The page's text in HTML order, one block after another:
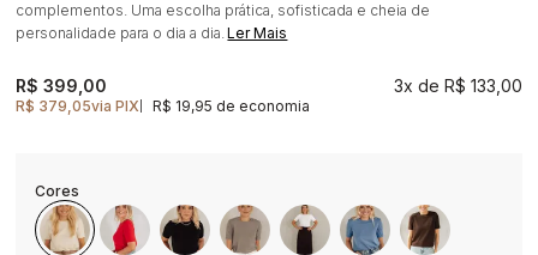
complementos. Uma escolha prática, sofisticada e cheia de
personalidade para o dia a dia.Ler Mais
R$ 379,05via PIX R$ 19,95 de economia
R$ 399,00 3x R$ 133,00